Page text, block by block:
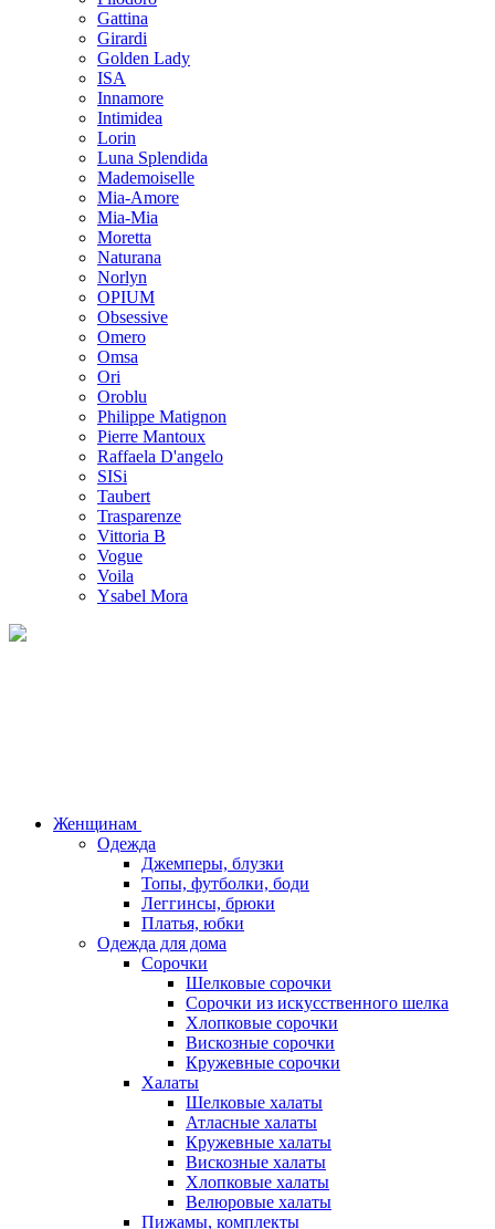
Gattina
Girardi
Golden Lady
ISA
Innamore
Intimidea
Lorin
Luna Splendida
Mademoiselle
Mia-Amore
Mia-Mia
Moretta
Naturana
Norlyn
OPIUM
Obsessive
Omero
Omsa
Ori
Oroblu
Philippe Matignon
Pierre Mantoux
Raffaela D'angelo
SISi
Taubert
Trasparenze
Vittoria B
Vogue
Voila
Ysabel Mora
Женщинам
Одежда
Джемперы, блузки
Топы, футболки, боди
Леггинсы, брюки
Платья, юбки
Одежда для дома
Сорочки
Шелковые сорочки
Сорочки из искусственного шелка
Хлопковые сорочки
Вискозные сорочки
Кружевные сорочки
Халаты
Шелковые халаты
Атласные халаты
Кружевные халаты
Вискозные халаты
Хлопковые халаты
Велюровые халаты
Пижамы, комплекты